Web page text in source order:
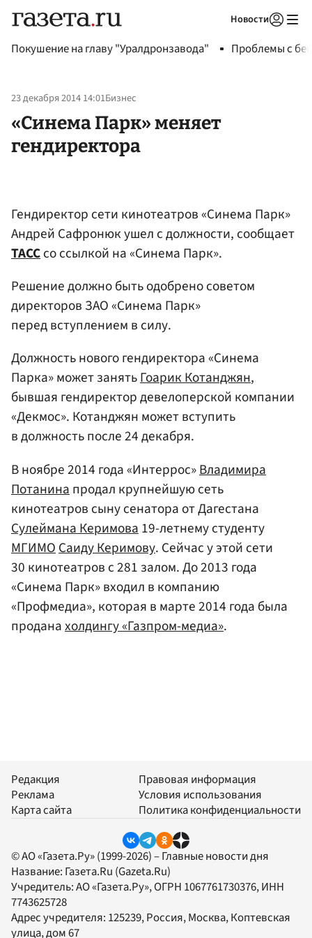
Новости
Покушение на главу "Уралдронзавода" Проблемы с
23 декабря 2014 14:01Бизнес
«Синема Парк» меняет
гендиректора
Гендиректор сети кинотеатров «Синема Парк»
Андрей Сафронюк ушел с должности, сообщает
ТАССсо ссылкой на «Синема Парк».
Решение должно быть одобрено советом
директоров ЗАО «Синема Парк»
перед вступлением в силу.
Должность нового гендиректора «Синема
Парка» может занятьГоарик Котанджян,
бывшая гендиректор девелоперской компании
«Декмос». Котанджян может вступить
в должность после 24 декабря.
В ноябре 2014 года «Интеррос»Владимира
Потанина продал крупнейшую сеть
кинотеатров сыну сенатора от Дагестана
Сулеймана Керимова 19-летнему студенту
МГИМО Саиду Керимову. Сейчас у этой сети
30 кинотеатров с 281 залом. До 2013 года
«Синема Парк» входил в компанию
«Профмедиа», которая в марте 2014 года была
проданахолдингу «Газпром-медиа».
Редакция
Реклама
Карта сайта
Правовая информация
Условия использования
Политика конфиденциальности
© АО «Газета.Ру» (1999-2026) – Главные новости дня
Название: Газета.Ru (Gazeta.Ru)
Учредитель:АО «Газета.Ру», ОГРН 1067761730376, ИНН
7743625728
Адрес учредителя: 125239, Россия, Москва, Коптевская
улица, дом 67